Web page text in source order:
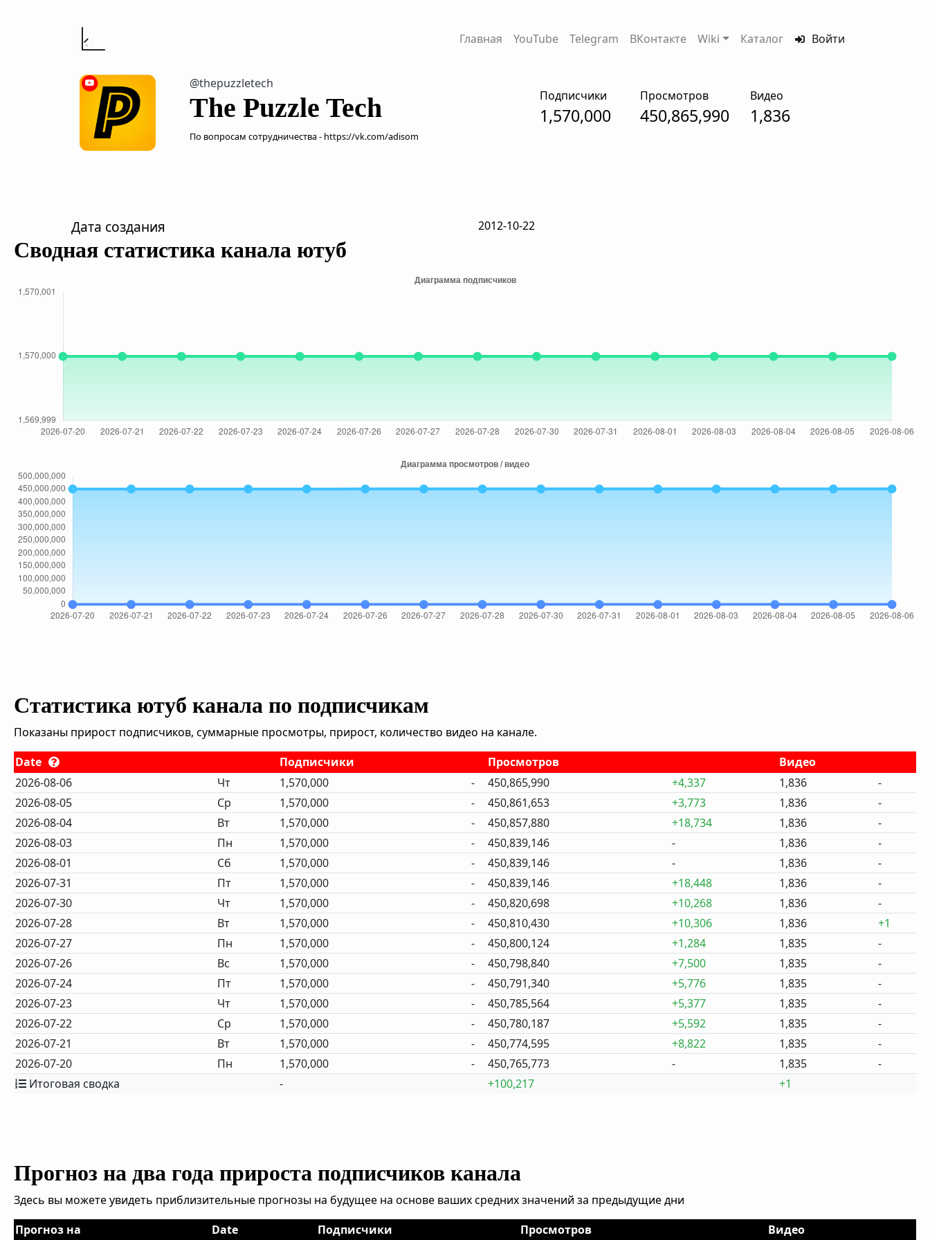
Главная YouTube Telegram ВКонтакте Wiki Каталог Войти
@thepuzzletech
The Puzzle Tech
По вопросам сотрудничества - https://vk.com/adisom
Подписчики
1,570,000
Просмотров
450,865,990
Видео
1,836
Дата создания 2012-10-22
Сводная статистика канала ютуб
Статистика ютуб канала по подписчикам
Показаны прирост подписчиков, суммарные просмотры, прирост, количество видео на канале.
Date
Подписчики Просмотров
Видео
2026-08-06
Чт 1,570,000 - 450,865,990 +4,337 1,836
-
2026-08-05
Ср 1,570,000 - 450,861,653 +3,773 1,836
-
2026-08-04
Вт 1,570,000 - 450,857,880 +18,734 1,836
-
2026-08-03
Пн 1,570,000 - 450,839,146 - 1,836
-
2026-08-01
Сб 1,570,000 - 450,839,146 - 1,836
-
2026-07-31
Пт 1,570,000 - 450,839,146 +18,448 1,836
-
2026-07-30
Чт 1,570,000 - 450,820,698 +10,268 1,836
-
2026-07-28
Вт 1,570,000 - 450,810,430 +10,306 1,836
+1
2026-07-27
Пн 1,570,000 - 450,800,124 +1,284 1,835
-
2026-07-26
Вс 1,570,000 - 450,798,840 +7,500 1,835
-
2026-07-24
Пт 1,570,000 - 450,791,340 +5,776 1,835
-
2026-07-23
Чт 1,570,000 - 450,785,564 +5,377 1,835
-
2026-07-22
Ср 1,570,000 - 450,780,187 +5,592 1,835
-
2026-07-21
Вт 1,570,000 - 450,774,595 +8,822 1,835
-
2026-07-20
Пн 1,570,000 - 450,765,773 - 1,835
-
Итоговая сводка
- +100,217 +1
Прогноз на два года прироста подписчиков канала
Здесь вы можете увидеть приблизительные прогнозы на будущее на основе ваших средних значений за предыдущие дни
Прогноз на
Date Подписчики Просмотров Видео